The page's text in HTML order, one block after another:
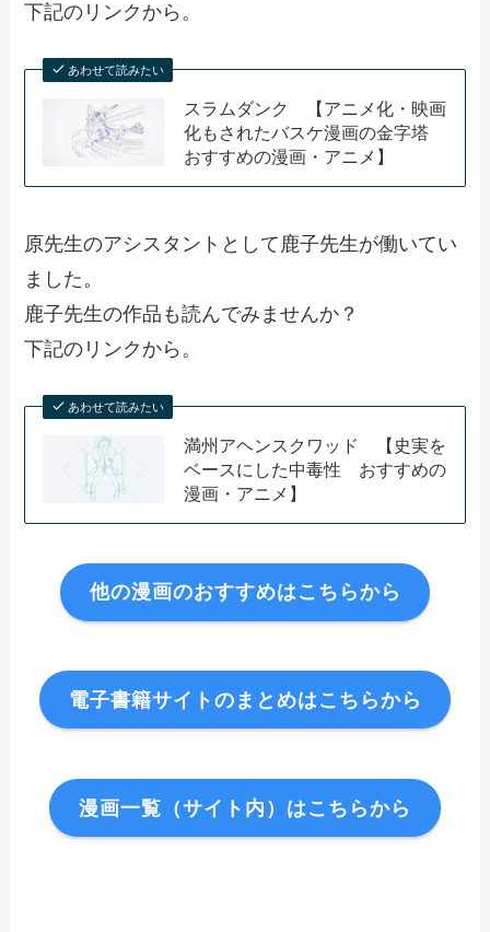
下記のリンクから。
あわせて読みたい
スラムダンク 【アニメ化・映画
化もされたバスケ漫画の金字塔
おすすめの漫画・アニメ】
原先生のアシスタントとして鹿子先生が働いてい
ました。
鹿子先生の作品も読んでみませんか？
下記のリンクから。
あわせて読みたい
満州アヘンスクワッド 【史実を
ベースにした中毒性 おすすめの
漫画・アニメ】
他の漫画のおすすめはこちらから
電子書籍サイトのまとめはこちらから
漫画一覧（サイト内）はこちらから